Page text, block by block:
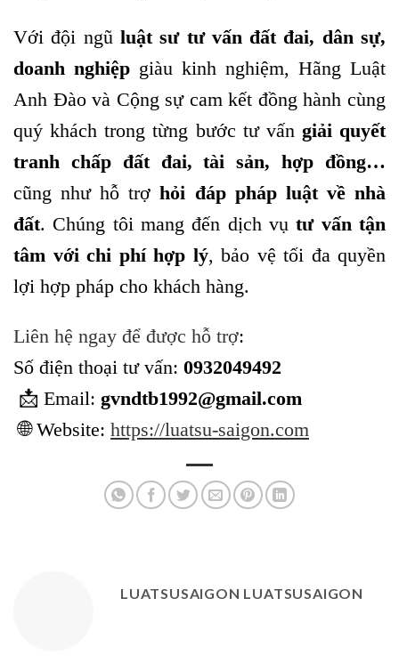
Với đội ngũ luật sư tư vấn đất đai, dân sự,
doanh nghiệp giàu kinh nghiệm, Hãng Luật
Anh Đào và Cộng sự cam kết đồng hành cùng
quý khách trong từng bước tư vấn giải quyết
tranh chấp đất đai, tài sản, hợp đồng…
cũng như hỗ trợhỏi đáp pháp luật về nhà
đất. Chúng tôi mang đến dịch vụtư vấn tận
tâm với chi phí hợp lý, bảo vệ tối đa quyền
lợi hợp pháp cho khách hàng.
Liên hệ ngay để được hỗ trợ:
Số điện thoại tư vấn: 0932049492
📩 Email: gvndtb1992@gmail.com
🌐 Website: https://luatsu-saigon.com
LUATSUSAIGON LUATSUSAIGON